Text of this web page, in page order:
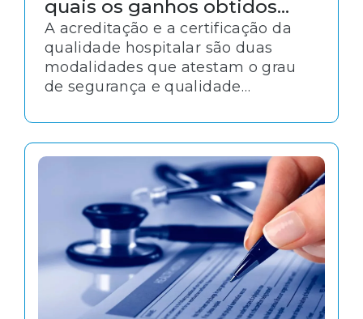
quais os ganhos obtidos
com o selo do CQH?
A acreditação e a certificação da
qualidade hospitalar são duas
modalidades que atestam o grau
de segurança e qualidade
importantes estratégias de gestão
da qualidade, com vistas à
melhoria contínua dos serviços de